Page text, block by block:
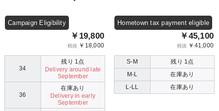
Campaign Eligibility
￥19,800
税抜 ￥18,000
34
残り 1点
Delivery around late
September
36
在庫あり
Delivery in early
September
Hometown tax payment eligible
￥45,100
税抜 ￥41,000
S-M
残り 1点
M-L
在庫あり
L-LL
在庫あり